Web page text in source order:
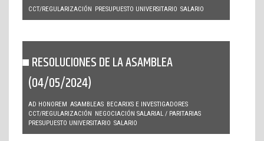
CCT/REGULARIZACIÓN PRESUPUESTO UNIVERSITARIO SALARIO
RESOLUCIONES DE LA ASAMBLEA
(04/05/2024)
AD HONOREM ASAMBLEAS BECARIXS E INVESTIGADORES
CCT/REGULARIZACIÓN NEGOCIACIÓN SALARIAL / PARITARIAS
PRESUPUESTO UNIVERSITARIO SALARIO